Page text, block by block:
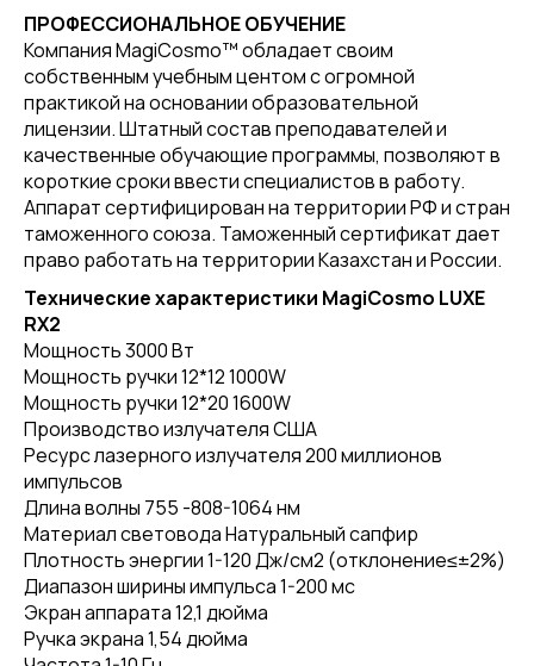
ПРОФЕССИОНАЛЬНОЕ ОБУЧЕНИЕ
Компания MagiCosmo™ обладает своим
собственным учебным центом с огромной
практикой на основании образовательной
лицензии. Штатный состав преподавателей и
качественные обучающие программы, позволяют в
короткие сроки ввести специалистов в работу.
Аппарат сертифицирован на территории РФ и стран
таможенного союза. Таможенный сертификат дает
право работать на территории Казахстан и России.
Технические характеристики MagiCosmo LUXE
RX2
Мощность 3000 Вт
Мощность ручки 12*12 1000W
Мощность ручки 12*20 1600W
Производство излучателя США
Ресурс лазерного излучателя 200 миллионов
импульсов
Длина волны 755 -808-1064 нм
Материал световода Натуральный сапфир
Плотность энергии 1-120 Дж/см2 (отклонение≤±2%)
Диапазон ширины импульса 1-200 мс
Экран аппарата 12,1 дюйма
Ручка экрана 1,54 дюйма